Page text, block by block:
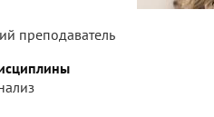
преподаватель